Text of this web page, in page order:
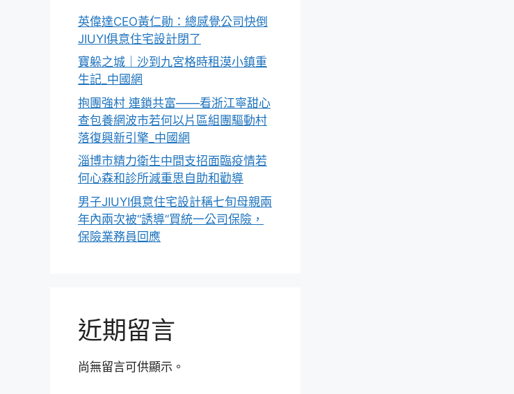
英偉達CEO黃仁勛：總感覺公司快倒
JIUYI俱意住宅設計閉了
寶躲之城｜沙到九宮格時租漠小鎮重
生記_中國網
抱團強村 連鎖共富——看浙江寧甜心
查包養網波市若何以片區組團驅動村
落復興新引擎_中國網
淄博市精力衛生中間支招面臨疫情若
何心森和診所減重思自助和勸導
男子JIUYI俱意住宅設計稱七旬母親兩
年內兩次被“誘導”買統一公司保險，
保險業務員回應
近期留言
尚無留言可供顯示。